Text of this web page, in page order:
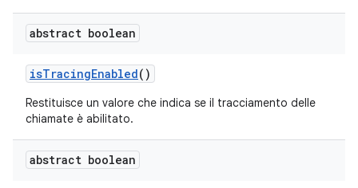
abstract boolean
isTracingEnabled()
Restituisce un valore che indica se il tracciamento delle
chiamate è abilitato.
abstract boolean